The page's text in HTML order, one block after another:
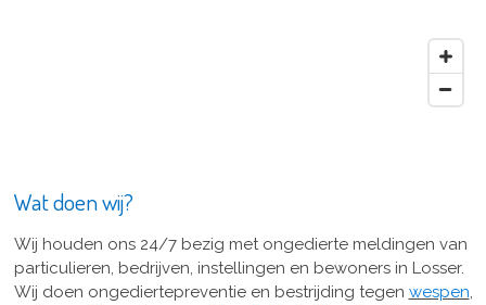
Wat doen wij?
Wij houden ons 24/7 bezig met ongedierte meldingen van
particulieren, bedrijven, instellingen en bewoners in Losser.
Wij doen ongediertepreventie en bestrijding tegen wespen,